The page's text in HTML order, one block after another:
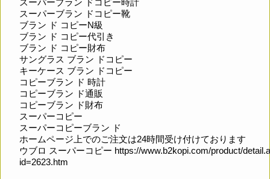
スーパーブラン ドコピー時計
スーパーブラン ドコピー靴
ブラン ド コピーN級
ブラン ド コピー代引き
ブラン ド コピー財布
サングラス ブラン ドコピー
キーケース ブラン ドコピー
コピーブラン ド 時計
コピーブラン ド通販
コピーブラン ド財布
スーパーコピー
スーパーコピーブラン ド
ホームページ上でのご注文は24時間受け付けております
ウブロ スーパーコピー https://www.b2kopi.com/product/
id=2623.htm